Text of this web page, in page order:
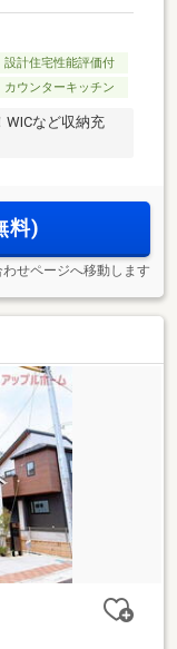
設計住宅性能評価付
カウンターキッチン
WICなど収納充
料)
せページへ移動します